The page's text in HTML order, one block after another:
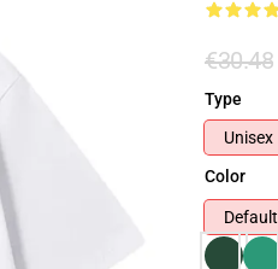
€30.48
Type
Unisex
Color
Default